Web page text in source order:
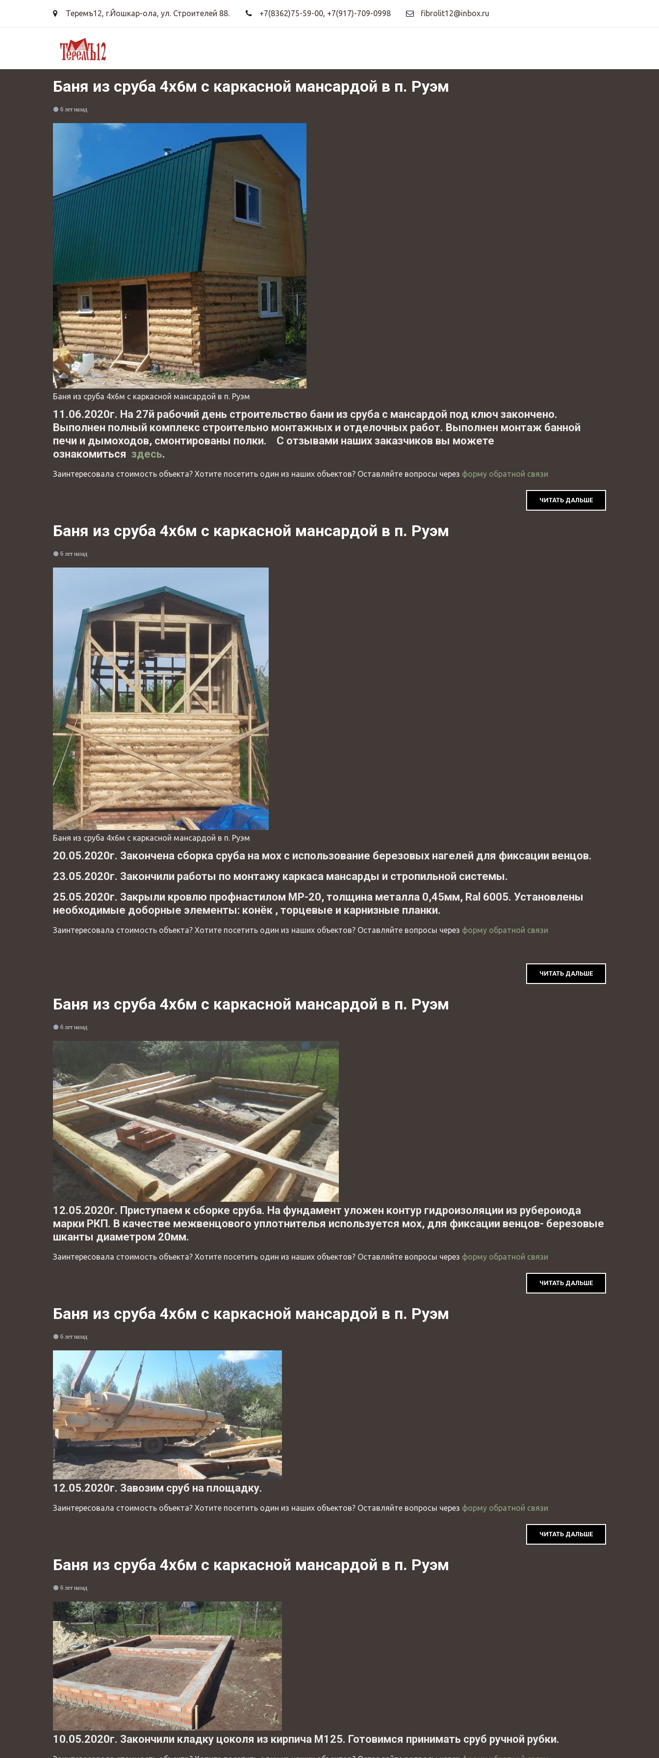
Теремъ12, г.Йошкар-ола, ул. Строителей 88. +7(8362)75-59-00, +7(917)-709-0998 fibrolit12@inbox.ru
Баня из сруба 4х6м с каркасной мансардой в п. Руэм
6 лет назад
Баня из сруба 4х6м с каркасной мансардой в п. Руэм
11.06.2020г. На 27й рабочий день строительство бани из сруба с мансардой под ключ закончено.
Выполнен полный комплекс строительно монтажных и отделочных работ. Выполнен монтаж банной
печи и дымоходов, смонтированы полки. С отзывами наших заказчиков вы можете
ознакомиться здесь.
Заинтересовала стоимость объекта? Хотите посетить один из наших объектов? Оставляйте вопросы через форму обратной связи
ЧИТАТЬ ДАЛЬШЕ
Баня из сруба 4х6м с каркасной мансардой в п. Руэм
6 лет назад
Баня из сруба 4х6м с каркасной мансардой в п. Руэм
20.05.2020г. Закончена сборка сруба на мох с использование березовых нагелей для фиксации венцов.
23.05.2020г. Закончили работы по монтажу каркаса мансарды и стропильной системы.
25.05.2020г. Закрыли кровлю профнастилом МР-20, толщина металла 0,45мм, Ral 6005. Установлены
необходимые доборные элементы: конёк , торцевые и карнизные планки.
Заинтересовала стоимость объекта? Хотите посетить один из наших объектов? Оставляйте вопросы через форму обратной связи
ЧИТАТЬ ДАЛЬШЕ
Баня из сруба 4х6м с каркасной мансардой в п. Руэм
6 лет назад
12.05.2020г. Приступаем к сборке сруба. На фундамент уложен контур гидроизоляции из рубероиода
марки РКП. В качестве межвенцового уплотнителья используется мох, для фиксации венцов- березовые
шканты диаметром 20мм.
Заинтересовала стоимость объекта? Хотите посетить один из наших объектов? Оставляйте вопросы через форму обратной связи
ЧИТАТЬ ДАЛЬШЕ
Баня из сруба 4х6м с каркасной мансардой в п. Руэм
6 лет назад
12.05.2020г. Завозим сруб на площадку.
Заинтересовала стоимость объекта? Хотите посетить один из наших объектов? Оставляйте вопросы через форму обратной связи
ЧИТАТЬ ДАЛЬШЕ
Баня из сруба 4х6м с каркасной мансардой в п. Руэм
6 лет назад
10.05.2020г. Закончили кладку цоколя из кирпича М125. Готовимся принимать сруб ручной рубки.